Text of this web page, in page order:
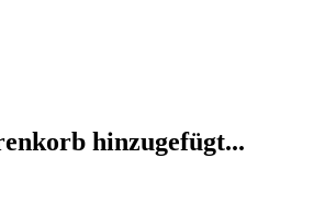
hinzugefügt...